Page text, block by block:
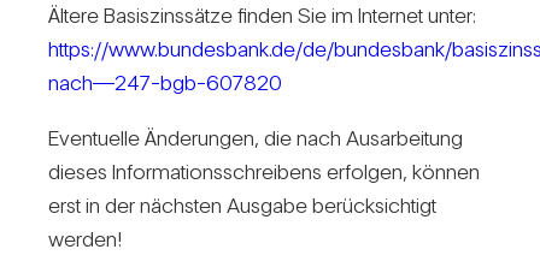
Ältere Basis­zins­sätze finden Sie im Internet unter:
https://www.bundesbank.de/de/bundesbank/
nach—247-bgb-607820
Even­tu­elle Ände­rungen, die nach Aus­ar­bei­tung
dieses Infor­ma­ti­ons­schrei­bens erfolgen, können
erst in der nächsten Aus­gabe berück­sich­tigt
werden!